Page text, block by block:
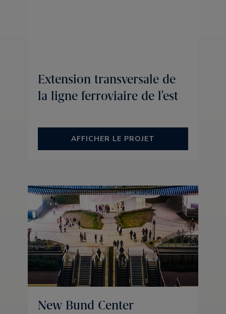
Extension transversale de
la ligne ferroviaire de l'est
AFFICHER LE PROJET
New Bund Center